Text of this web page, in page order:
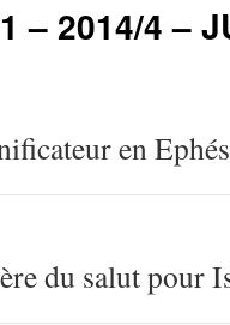
– 2014/4 –
en
du salut pour